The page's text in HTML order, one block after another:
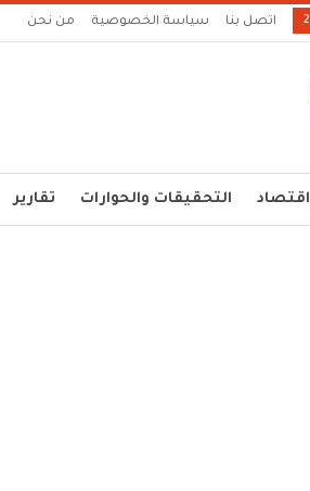
اتصل بنا سياسة الخصوصية من نحن
اقتصاد التحقيقات والحوارات تقارير